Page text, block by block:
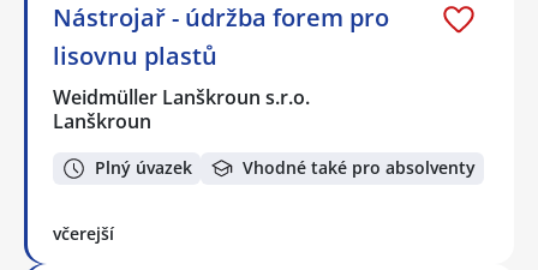
Nástrojař - údržba forem pro
lisovnu plastů
Weidmüller Lanškroun s.r.o.
Lanškroun
Plný úvazek Vhodné také pro absolventy
včerejší